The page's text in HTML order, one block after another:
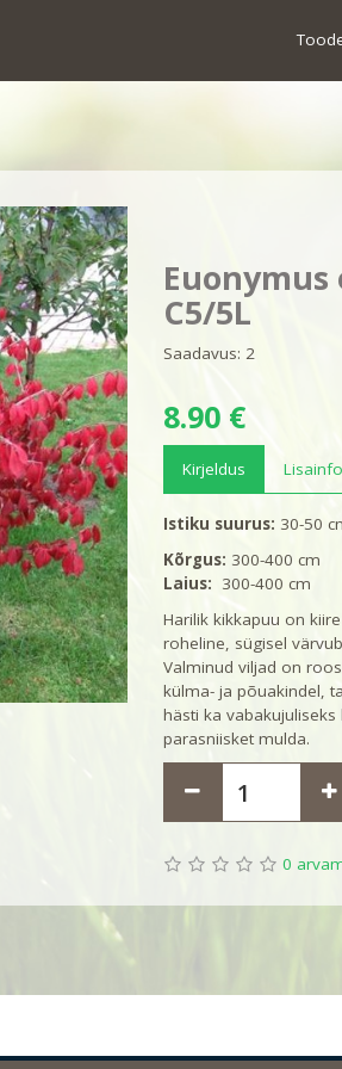
C5/5L
Saadavus: 2
8.90 €
Kirjeldus Lisainfo
Istiku suurus: 30-50
Kõrgus: 300-400 cm
Laius: 300-400 cm
Harilik kikkapuu on
roheline, sügisel
Valminud viljad on
külma- ja põuakindel,
hästi ka
parasniisket mulda.
0